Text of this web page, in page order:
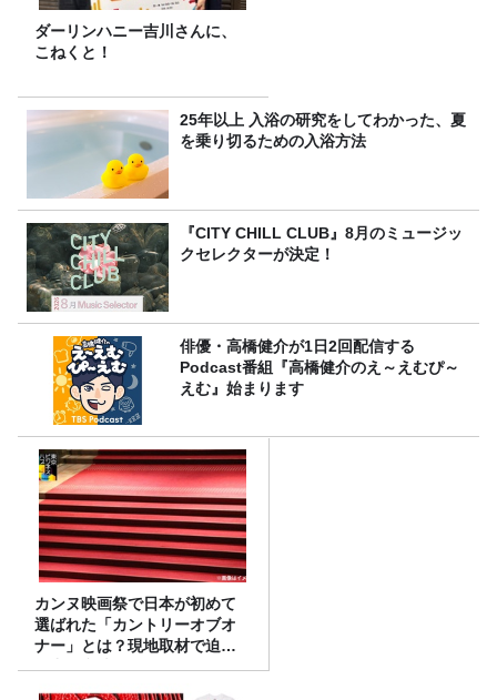
ダーリンハニー吉川さんに、
こねくと！
25年以上 入浴の研究をしてわかった、夏
を乗り切るための入浴方法
『CITY CHILL CLUB』8月のミュージッ
クセレクターが決定！
俳優・高橋健介が1日2回配信する
Podcast番組『高橋健介のえ～えむぴ～
えむ』始まります
カンヌ映画祭で日本が初めて
選ばれた「カントリーオブオ
ナー」とは？現地取材で迫る
選出の意味